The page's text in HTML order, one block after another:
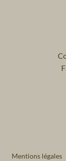
Mentions légales